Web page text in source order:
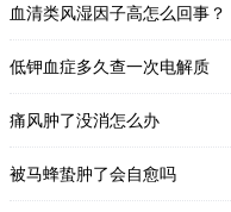
血清类风湿因子高怎么回事？
低钾血症多久查一次电解质
痛风肿了没消怎么办
被马蜂蛰肿了会自愈吗